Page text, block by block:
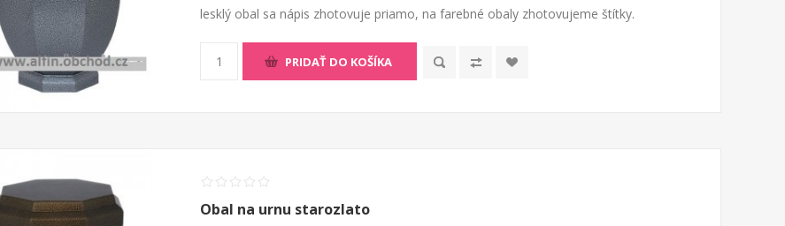
lesklý obal sa nápis zhotovuje priamo, na farebné obaly zhotovujeme štítky.
PRIDAŤ DO KOŠÍKA
Obal na urnu starozlato